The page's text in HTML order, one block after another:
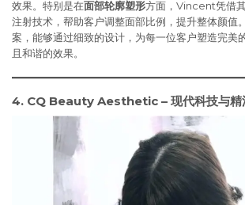
效果。特别是在面部轮廓塑形方面，Vincent凭借
注射技术，帮助客户调整面部比例，提升整体颜值
案，能够通过细致的设计，为每一位客户塑造完美
且和谐的效果。
4. CQ Beauty Aesthetic – 现代科技与精